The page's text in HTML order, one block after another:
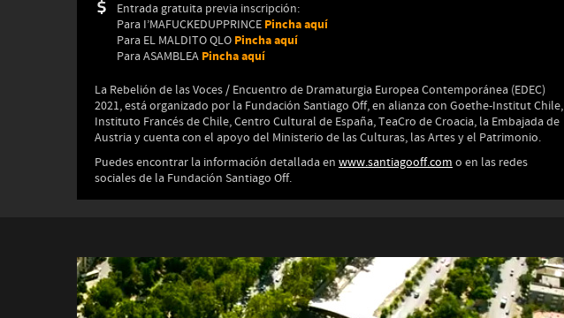
Entrada gratuita previa inscripción:
Para I’MAFUCKEDUPPRINCE Pincha aquí
Para EL MALDITO QLO Pincha aquí
Para ASAMBLEA Pincha aquí
La Rebelión de las Voces / Encuentro de Dramaturgia Europea Contemporánea (EDEC)
2021, está organizado por la Fundación Santiago Off, en alianza con Goethe-Institut Chile,
Instituto Francés de Chile, Centro Cultural de España, TeaCro de Croacia, la Embajada de
Austria y cuenta con el apoyo del Ministerio de las Culturas, las Artes y el Patrimonio.
Puedes encontrar la información detallada en www.santiagooff.com o en las redes
sociales de la Fundación Santiago Off.